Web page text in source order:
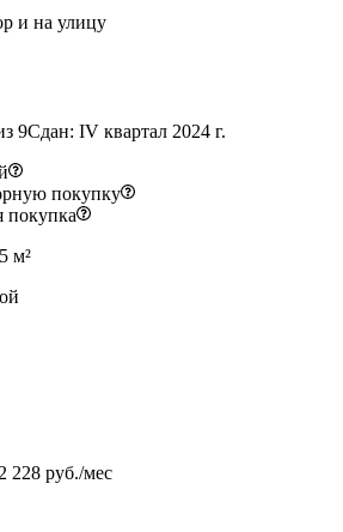
и на улицу
9Сдан: IV квартал 2024 г.
покупку
покупка
м²
228 руб./мес